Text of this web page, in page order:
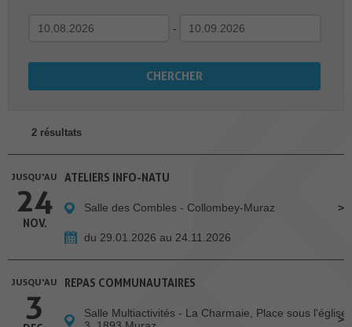
-
2 résultats
JUSQU'AU
24
NOV.
ATELIERS INFO-NATU
Salle des Combles - Collombey-Muraz
du 29.01.2026 au 24.11.2026
JUSQU'AU
3
REPAS COMMUNAUTAIRES
Salle Multiactivités - La Charmaie, Place sous l'église